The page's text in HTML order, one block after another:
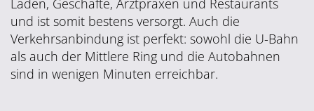
Läden, Geschäfte, Arztpraxen und Restaurants
und ist somit bestens versorgt. Auch die
Verkehrsanbindung ist perfekt: sowohl die U-Bahn
als auch der Mittlere Ring und die Autobahnen
sind in wenigen Minuten erreichbar.